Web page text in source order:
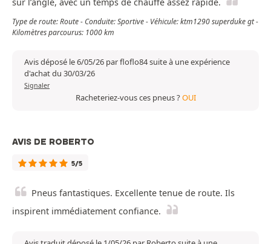
Type de route: Route - Conduite: Sportive - Véhicule: ktm1290 superduke gt -
Kilomètres parcourus: 1000 km
Avis déposé le 6/05/26 par floflo84 suite à une expérience
d'achat du 30/03/26
Signaler
Racheteriez-vous ces pneus ?OUI
AVIS DE ROBERTO
5/5
Pneus fantastiques. Excellente tenue de route. Ils
inspirent immédiatement confiance.